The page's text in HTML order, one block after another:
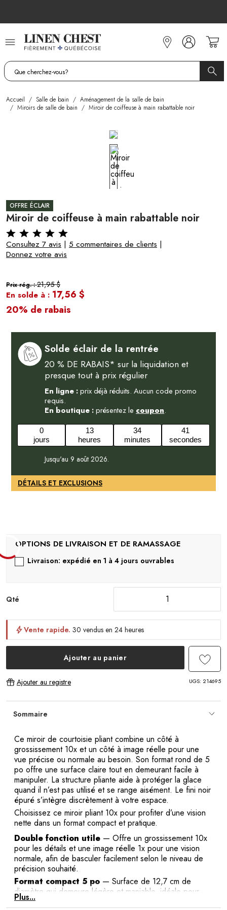
contenu
Accueil / Salle de bain / Aménagement de la salle de bain
/ Miroirs de salle de bain / Miroir de coiffeuse à main rabattable noir
OFFRE ÉCLAIR
Miroir de coiffeuse à main rabattable noir
Consultez 7 avis | 5 commentaires de clients |
Donnez votre avis
Prix rég. :21,95 $
En solde à : 17,56 $
20% de rabais
Solde éclair de la rentrée
20 % DE RABAIS* sur la liquidation et
presque tout à prix régulier
En ligne :prix déjà réduits. Aucun code promo
requis.
En boutique :présentez le coupon.
0
jours
13
heures
34
minutes
40
secondes
Jusqu'au 9 août 2026.
DÉTAILS ET EXCLUSIONS
Livraison: expédié en 1 à 4 jours ouvrables
Qté
Vente rapide. 30 vendus en 24 heures
Ajouter au panier
Ajouter au registre UGS: 214695
Sommaire
Ce miroir de courtoisie pliant combine un côté à
grossissement 10x et un côté à image réelle pour une
vue précise ou normale au besoin. Son format rond de 5
po offre une surface claire tout en demeurant facile à
manipuler. La structure pliante aide à protéger la glace
quand il n’est pas utilisé et se range aisément. Le fini noir
épuré s’intègre discrètement à votre espace.
Choisissez ce miroir pliant 10x pour profiter d’une vision
nette dans un format compact et pratique.
Double fonction utile — Offre un grossissement 10x
pour les détails et une image réelle 1x pour une vision
normale, afin de basculer facilement selon le niveau de
précision souhaité.
Format compact 5 po — Surface de 12,7 cm de
diamètre qui demeure légère et maniable, idéale pour
économiser de l’espace de rangement tout en procurant
Plus...